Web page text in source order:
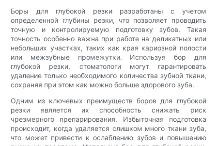
Боры для глубокой резки разработаны с учетом
определенной глубины резки, что позволяет проводить
точную и контролируемую подготовку зубов. Такая
точность особенно важна при работе на деликатных или
небольших участках, таких как края кариозной полости
или межзубные промежутки. Используя бор для
глубокой резки, стоматологи могут гарантировать
удаление только необходимого количества зубной ткани,
сохраняя при этом как можно больше здорового зуба.
Одним из ключевых преимуществ боров для глубокой
резки является их способность снижать риск
чрезмерного препарирования. Избыточная подготовка
происходит, когда удаляется слишком много ткани зуба,
что может привести к ослаблению зубов и повышению